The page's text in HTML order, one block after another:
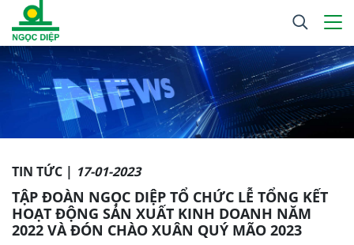
TIN TỨC | 17-01-2023
TẬP ĐOÀN NGỌC DIỆP TỔ CHỨC LỄ TỔNG KẾT
HOẠT ĐỘNG SẢN XUẤT KINH DOANH NĂM
2022 VÀ ĐÓN CHÀO XUÂN QUÝ MÃO 2023